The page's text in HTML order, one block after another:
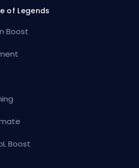
of Legends
Boost
Boost